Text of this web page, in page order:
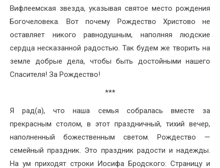
Вифлеемская звезда, указывая святое место рождения
Богочеловека. Вот почему Рождество Христово не
оставляет никого равнодушным, наполняя людские
сердца несказанной радостью. Так будем же творить на
земле добрые дела, чтобы быть достойными нашего
Спасителя! За Рождество!
***
Я рад(а), что наша семья собралась вместе за
прекрасным столом, в этот праздничный, тихий вечер,
наполненный божественным светом. Рождество —
семейный праздник. Это праздник радости и надежды.
На ум приходят строки Иосифа Бродского: Страницу и